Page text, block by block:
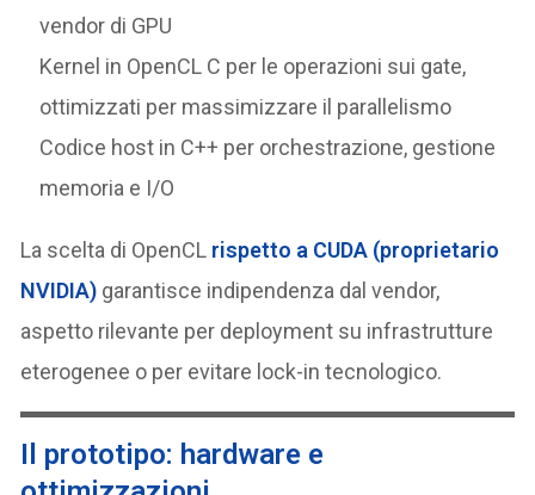
vendor di GPU
Kernel in OpenCL C per le operazioni sui gate,
ottimizzati per massimizzare il parallelismo
Codice host in C++ per orchestrazione, gestione
memoria e I/O
La scelta di OpenCL rispetto a CUDA (proprietario
NVIDIA) garantisce indipendenza dal vendor,
aspetto rilevante per deployment su infrastrutture
eterogenee o per evitare lock-in tecnologico.
Il prototipo: hardware e